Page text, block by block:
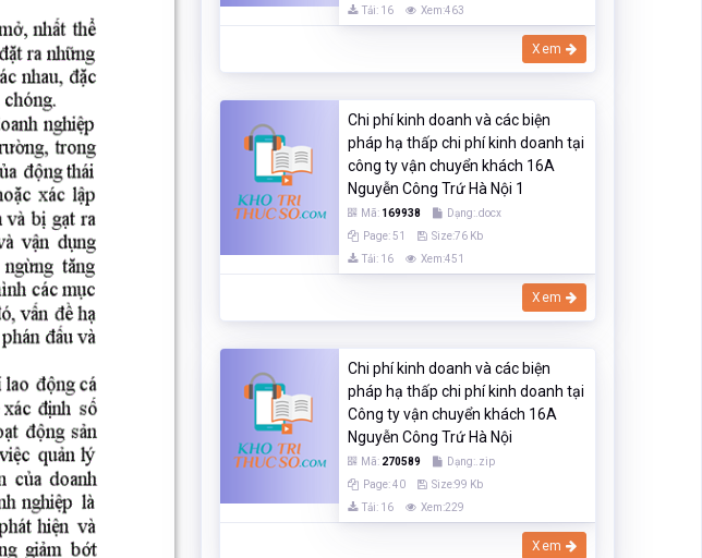
Tải: 16
Xem:463
Xem
Chi phí kinh doanh và các biện
pháp hạ thấp chi phí kinh doanh tại
công ty vận chuyển khách 16A
Nguyễn Công Trứ Hà Nội 1
Mã: 169938
Dạng:.docx
Page: 51
Size:76 Kb
Tải: 16
Xem:451
Xem
Chi phí kinh doanh và các biện
pháp hạ thấp chi phí kinh doanh tại
Công ty vận chuyển khách 16A
Nguyễn Công Trứ Hà Nội
Mã: 270589
Dạng:.zip
Page: 40
Size:99 Kb
Tải: 16
Xem:229
Xem